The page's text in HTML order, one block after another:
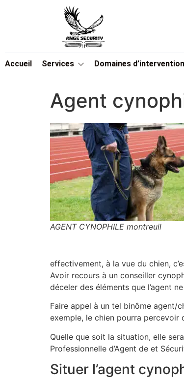
Accueil Services Domaines
Agent
AGENT CYNOPHILE montreuil
effectivement, à la vue du chien,
Avoir recours à un conseiller
déceler des éléments que l’agent
Faire appel à un tel binôme agent/
exemple, le chien pourra percevoir
Quelle que soit la situation, elle
Professionnelle d’Agent de et
Situer l’agent